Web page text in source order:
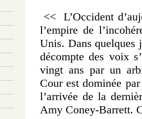
<< L’Occident
l’empire de
Unis. Dans quelques
décompte des voix
vingt ans par un
Cour est dominée
l’arrivée de la
Amy Coney-Barrett.